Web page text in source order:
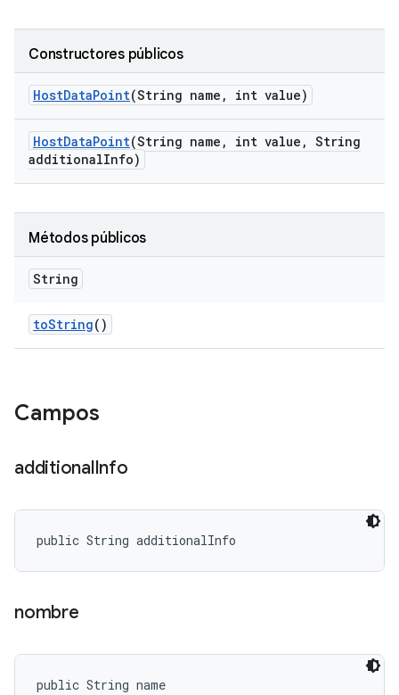
Constructores públicos
HostDataPoint(String name , int value)
HostDataPoint(String name , int value , String
additionalInfo)
Métodos públicos
String
toString()
Campos
additionalInfo
public String additionalInfo
nombre
public String name